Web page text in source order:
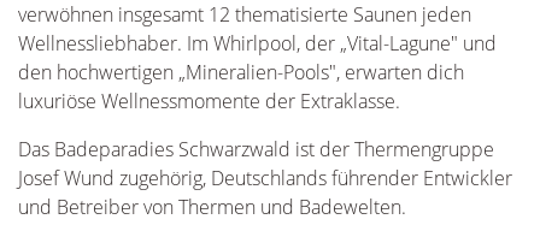
verwöhnen insgesamt 12 thematisierte Saunen jeden
Wellnessliebhaber. Im Whirlpool, der „Vital-Lagune" und
den hochwertigen „Mineralien-Pools", erwarten dich
luxuriöse Wellnessmomente der Extraklasse.
Das Badeparadies Schwarzwald ist der Thermengruppe
Josef Wund zugehörig, Deutschlands führender Entwickler
und Betreiber von Thermen und Badewelten.